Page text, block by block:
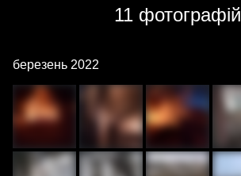
11 фотографій
березень 2022